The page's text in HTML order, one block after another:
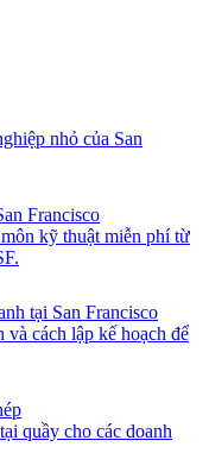
nhỏ của San
Francisco
kỹ thuật miễn phí từ
tại San Francisco
cách lập kế hoạch để
quầy cho các doanh